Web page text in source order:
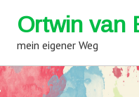
Ortwin van
mein eigener Weg